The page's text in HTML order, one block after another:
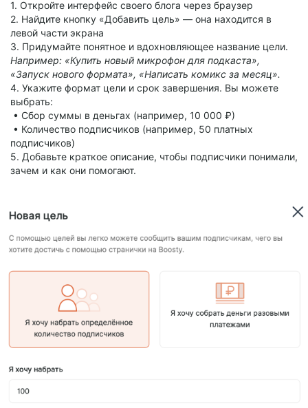
1. Откройте интерфейс своего блога через браузер
2. Найдите кнопку «Добавить цель» — она находится в
левой части экрана
3. Придумайте понятное и вдохновляющее название цели.
Например: «Купить новый микрофон для подкаста»,
«Запуск нового формата», «Написать комикс за месяц».
4. Укажите формат цели и срок завершения. Вы можете
выбрать:
• Сбор суммы в деньгах (например, 10 000 ₽)
• Количество подписчиков (например, 50 платных
подписчиков)
5. Добавьте краткое описание, чтобы подписчики понимали,
зачем и как они помогают.